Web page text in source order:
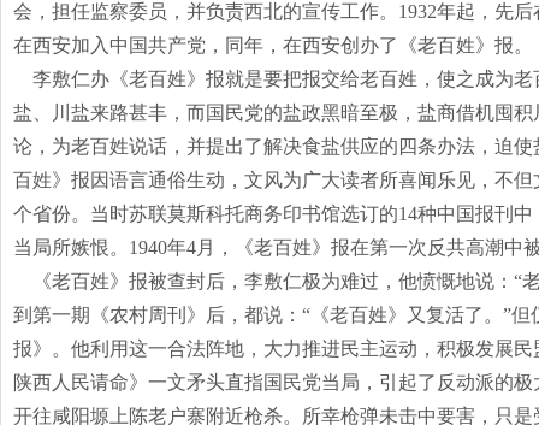
会，担任监察委员，并负责西北的宣传工作。 1932年起，先后
在西安加入中国共产党，同年，在西安创办了《老百姓》报。
李敷仁办《老百姓》报就是要把报交给老百姓，使之成为
盐、川盐来路甚丰，而国民党的盐政黑暗至极，盐商借机囤
论，为老百姓说话，并提出了解决食盐供应的四条办法，迫
百姓》报因语言通俗生动，文风为广大读者所喜闻乐见，不
个省份。当时苏联莫斯科托商务印书馆选订的14种中国报刊中
当局所嫉恨。 1940年4月，《老百姓》报在第一次反共高潮中
《老百姓》报被查封后，李敷仁极为难过，他愤慨地说：“
到第一期《农村周刊》后，都说：“《老百姓》又复活了。”但
报》。他利用这一合法阵地，大力推进民主运动，积极发展
陕西人民请命》一文矛头直指国民党当局，引起了反动派的极
开往咸阳塬上陈老户寨附近枪杀。所幸枪弹未击中要害，只